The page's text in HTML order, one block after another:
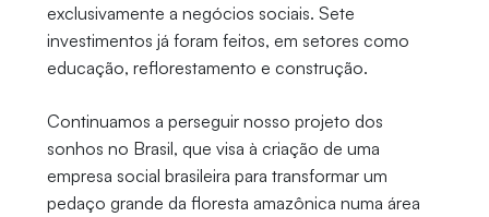
exclusivamente a negócios sociais. Sete
investimentos já foram feitos, em setores como
educação, reflorestamento e construção.
Continuamos a perseguir nosso projeto dos
sonhos no Brasil, que visa à criação de uma
empresa social brasileira para transformar um
pedaço grande da floresta amazônica numa área